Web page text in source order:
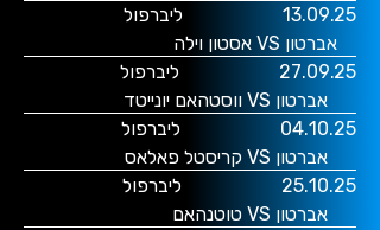
13.09.25
ליברפול
אברטון VS אסטון וילה
27.09.25
ליברפול
אברטון VS ווסטהאם יונייטד
04.10.25
ליברפול
אברטון VS קריסטל פאלאס
25.10.25
ליברפול
אברטון VS טוטנהאם